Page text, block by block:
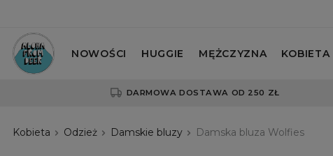
NOWOŚCI HUGGIE MĘŻCZYZNA KOBIETA
DARMOWA DOSTAWA OD 250 ZŁ
Kobieta Odzież Damskie bluzy Damska bluza Wolfies